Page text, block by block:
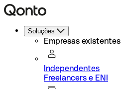
Soluções
Empresas existentes
Independentes
Freelancers e ENI